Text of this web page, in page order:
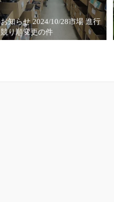
お知らせ 2024/10/28市場 進行
競り順変更の件